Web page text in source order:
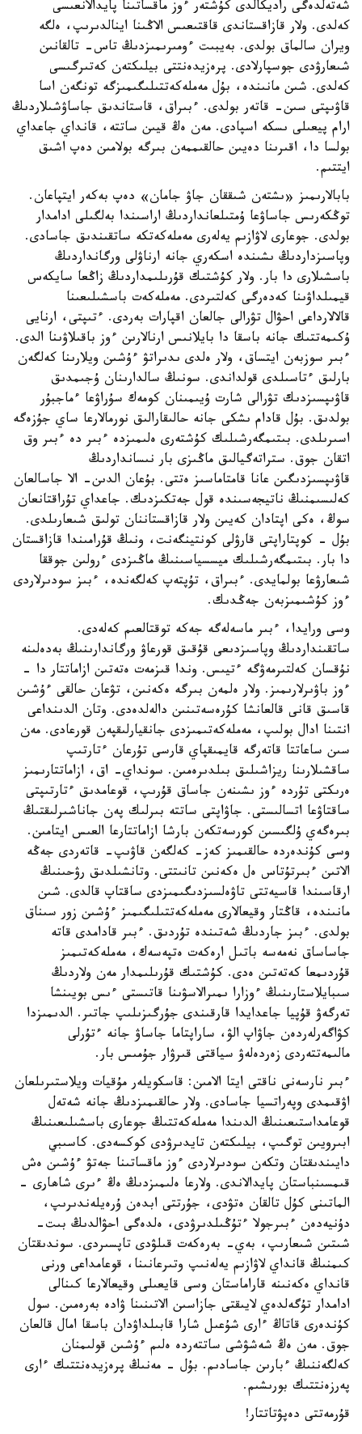
شەتەلدەگى راديكالدى كۇشتەر ءوز ماقساتىنا پايدالانعىسى
كەلدى. ولار قازاقستاندى قاقتىعىس الاڭىنا اينالدىرىپ، ەلگە
ويران سالماق بولدى. بەيبىت ءومىرىمىزدىڭ تاس- تالقانىن
شىعارۋدى جوسپارلادى. پرەزيدەنتتى بيلىكتەن كەتىرگىسى
كەلدى. شىن مانىندە، بۇل مەملەكەتتىلىگىمىزگە تونگەن اسا
قاۋىپتى سىن- قاتەر بولدى. ءبىراق، قاستاندىق جاساۋشىلاردىڭ
ارام پيعىلى ىسكە اسپادى. مەن ەڭ قيىن ساتتە، قانداي جاعداي
بولسا دا، اقىرىنا دەيىن حالقىممەن بىرگە بولامىن دەپ اشىق
ايتتىم.
بابالارىمىز «ىشتەن شىققان جاۋ جامان» دەپ بەكەر ايتپاعان.
توڭكەرىس جاساۋعا ۇمتىلعانداردىڭ اراسىندا بەلگىلى ادامدار
بولدى. جوعارى لاۋازىم يەلەرى مەملەكەتكە ساتقىندىق جاسادى.
وپاسىزداردىڭ ىشىندە اسكەري جانە ارناۋلى ورگانداردىڭ
باسشىلارى دا بار. ولار كۇشتىك قۇرىلىمداردىڭ زاڭعا سايكەس
قيمىلداۋىنا كەدەرگى كەلتىردى. مەملەكەت باسشىلىعىنا
قالالارداعى احۋال تۋرالى جالعان اقپارات بەردى. ءتىپتى، ارنايى
ۇكىمەتتىك جانە باسقا دا بايلانىس ارنالارىن ءوز باقىلاۋىنا الدى.
ءبىر سوزبەن ايتساق، ولار ەلدى ىدىراتۋ ءۇشىن ويلارىنا كەلگەن
بارلىق ءتاسىلدى قولداندى. سونىڭ سالدارىنان ۇجىمدىق
قاۋىپسىزدىك تۋرالى شارت ۇيىمىنان كومەك سۇراۋعا ءماجبۇر
بولدىق. بۇل قادام ىشكى جانە حالىقارالىق نورمالارعا ساي جۇزەگە
اسىرىلدى. بىتىمگەرشىلىك كۇشتەرى ەلىمىزدە ءبىر دە ءبىر وق
اتقان جوق. ستراتەگيالىق ماڭىزى بار نىسانداردىڭ
قاۋىپسىزدىگىن عانا قامتاماسىز ەتتى. بۇعان الدىن- الا جاسالعان
كەلىسىمنىڭ ناتيجەسىندە قول جەتكىزدىك. جاعداي تۇراقتانعان
سوڭ، ەكى اپتادان كەيىن ولار قازاقستاننان تولىق شىعارىلدى.
بۇل - كوپتاراپتى قارۋلى كونتينگەنت، ونىڭ قۇرامىندا قازاقستان
دا بار. بىتىمگەرشىلىك ميسسياسىنىڭ ماڭىزدى ءرولىن جوققا
شىعارۋعا بولمايدى. ءبىراق، تۇپتەپ كەلگەندە، ءبىز سودىرلاردى
ءوز كۇشىمىزبەن جەڭدىك.
وسى ورايدا، ءبىر ماسەلەگە جەكە توقتالعىم كەلەدى.
ساتقىنداردىڭ وپاسىزدىعى قۇقىق قورعاۋ ورگاندارىنىڭ بەدەلىنە
نۇقسان كەلتىرمەۋگە ءتيىس. وندا قىزمەت ەتەتىن ازاماتتار دا -
ءوز باۋىرلارىمىز. ولار ەلمەن بىرگە ەكەنىن، تۋعان حالقى ءۇشىن
قاسىق قانى قالعانشا كۇرەسەتىنىن دالەلدەدى. وتان الدىنداعى
انتىنا ادال بولىپ، مەملەكەتىمىزدى جانقيارلىقپەن قورعادى. مەن
سىن ساعاتتا قاتەرگە قايمىقپاي قارسى تۇرعان ءتارتىپ
ساقشىلارىنا ريزاشىلىق بىلدىرەمىن. سونداي- اق، ازاماتتارىمىز
ەرىكتى تۇردە ءوز ىشىنەن جاساق قۇرىپ، قوعامدىق ءتارتىپتى
ساقتاۋعا اتسالىستى. جاۋاپتى ساتتە بىرلىك پەن جاناشىرلىقتىڭ
بىرەگەي ۇلگىسىن كورسەتكەن بارشا ازاماتتارعا العىس ايتامىن.
وسى كۇندەردە حالقىمىز كەز- كەلگەن قاۋىپ- قاتەردى جەڭە
الاتىن ءبىرتۇتاس ەل ەكەنىن تانىتتى. وتانشىلدىق رۋحىنىڭ
ارقاسىندا قاسيەتتى تاۋەلسىزدىگىمىزدى ساقتاپ قالدى. شىن
مانىندە، قاڭتار وقيعالارى مەملەكەتتىلىگىمىز ءۇشىن زور سىناق
بولدى. ءبىز جاردىڭ شەتىندە تۇردىق. ءبىر قادامدى قاتە
جاساساق نەمەسە باتىل ارەكەت ەتپەسەك، مەملەكەتىمىز
قۇردىمعا كەتەتىن ەدى. كۇشتىك قۇرىلىمدار مەن ولاردىڭ
سىبايلاستارىنىڭ ءوزارا ىمىرالاسۋىنا قاتىستى ءىس بويىنشا
تەرگەۋ قۇپيا جاعدايدا قارقىندى جۇرگىزىلىپ جاتىر. الدىمىزدا
كۋاگەرلەردەن جاۋاپ الۋ، ساراپتاما جاساۋ جانە ءتۇرلى
مالىمەتتەردى زەردەلەۋ سياقتى قىرۋار جۇمىس بار.
ءبىر نارسەنى ناقتى ايتا الامىن: قاسكويلەر مۇقيات ويلاستىرىلعان
اۋقىمدى وپەراتسيا جاسادى. ولار حالقىمىزدىڭ جانە شەتەل
قوعامداستىعىنىڭ الدىندا مەملەكەتتىڭ جوعارى باسشىلىعىنىڭ
ابىرويىن توگىپ، بيلىكتەن تايدىرۋدى كوكسەدى. كاسىبي
دايىندىقتان وتكەن سودىرلاردى ءوز ماقساتىنا جەتۋ ءۇشىن ەش
قىمسىنباستان پايدالاندى. ولارعا ەلىمىزدىڭ ەڭ ءىرى شاھارى -
الماتىنى كۇل تالقان ەتۋدى، جۇرتتى ابدەن ۇرەيلەندىرىپ،
دۇنيەدەن ءبىرجولا ءتۇڭىلدىرۋدى، ەلدەگى احۋالدىڭ بىت-
شىتىن شىعارىپ، بەي- بەرەكەت قىلۋدى تاپسىردى. سوندىقتان
كىمنىڭ قانداي لاۋازىم يەلەنىپ وتىرعانىنا، قوعامداعى ورنى
قانداي ەكەنىنە قاراماستان وسى قايعىلى وقيعالارعا كىنالى
ادامدار تۇگەلدەي لايىقتى جازاسىن الاتىنىنا ۋادە بەرەمىن. سول
كۇندەرى قاتاڭ ءارى شۇعىل شارا قابىلداۋدان باسقا امال قالعان
جوق. مەن ەڭ شەشۋشى ساتتەردە ەلىم ءۇشىن قولىمنان
كەلگەننىڭ ءبارىن جاسادىم. بۇل - مەنىڭ پرەزيدەنتتىك ءارى
پەرزەنتتىك بورىشىم.
قۇرمەتتى دەپۋتاتتار!